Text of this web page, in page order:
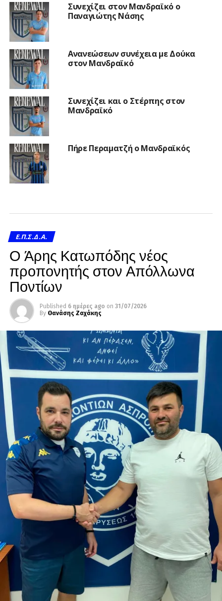
Συνεχίζει στον Μανδραϊκό ο
Παναγιώτης Νάσης
Ανανεώσεων συνέχεια με Δούκα
στον Μανδραϊκό
Συνεχίζει και ο Στέρπης στον
Μανδραϊκό
Πήρε Περαματζή ο Μανδραϊκός
Ε.Π.Σ.Δ.Α.
Ο Άρης Κατωπόδης νέος
προπονητής στον Απόλλωνα
Ποντίων
Published 6 ημέρες ago on 31/07/2026
By Θανάσης Ζαχάκης